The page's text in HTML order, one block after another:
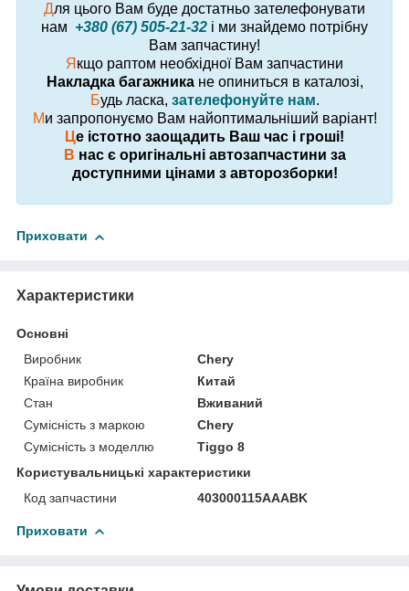
Для цього Вам буде достатньо зателефонувати
нам +380 (67) 505-21-32 і ми знайдемо потрібну
Вам запчастину!
Я кщо раптом необхідної Вам запчастини
Накладка багажникане опиниться в каталозі,
Будь ласка, зателефонуйте нам.
Ми запропонуємо Вам найоптимальніший варіант!
Це істотно заощадить Ваш час і гроші!
В нас є оригінальні автозапчастини за
доступними цінами з авторозборки!
Приховати
Характеристики
Основні
Виробник
Chery
Країна виробник
Китай
Стан
Вживаний
Сумісність з маркою
Chery
Сумісність з моделлю
Tiggo 8
Користувальницькі характеристики
Код запчастини
403000115AAABK
Приховати